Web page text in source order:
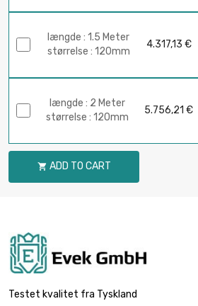
længde : 1.5 Meter
størrelse : 120mm
4.317,13 €
længde : 2 Meter
størrelse : 120mm
5.756,21 €
 ADD TO CART
Testet kvalitet fra Tyskland